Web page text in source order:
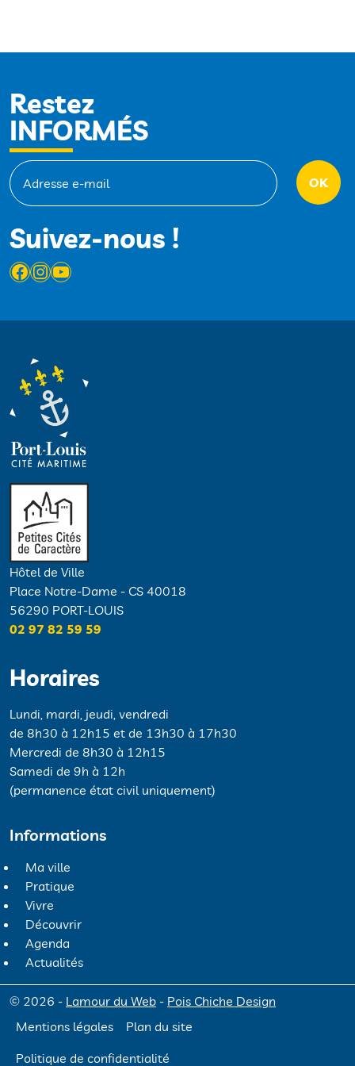
Restez
INFORMÉS
Suivez-nous !
Facebook
Instagram
YouTube
Hôtel de Ville
Place Notre-Dame - CS 40018
56290 PORT-LOUIS
02 97 82 59 59
Horaires
Lundi, mardi, jeudi, vendredi
de 8h30 à 12h15 et de 13h30 à 17h30
Mercredi de 8h30 à 12h15
Samedi de 9h à 12h
(permanence état civil uniquement)
Informations
Ma ville
Pratique
Vivre
Découvrir
Agenda
Actualités
© 2026 - Lamour du Web - Pois Chiche Design
Mentions légales
Plan du site
Politique de confidentialité